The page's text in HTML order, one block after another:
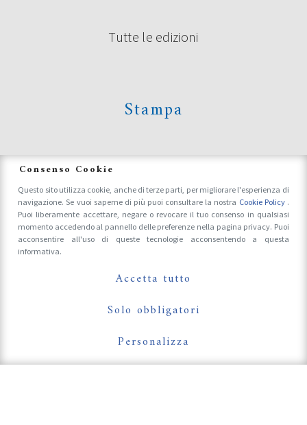
Tutte le edizioni
Stampa
Accrediti Stampa e Fotografi
Follow Us On
Consenso Cookie
Questo sito utilizza cookie, anche di terze parti, per migliorare l'esperienza di
navigazione. Se vuoi saperne di più puoi consultare la nostra Cookie Policy .
Puoi liberamente accettare, negare o revocare il tuo consenso in qualsiasi
momento accedendo al pannello delle preferenze nella pagina privacy. Puoi
acconsentire all'uso di queste tecnologie acconsentendo a questa
informativa.
Accetta tutto
Solo obbligatori
Personalizza